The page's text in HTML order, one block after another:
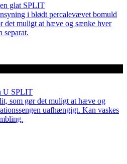
glat SPLIT
i blødt percalevævet bomuld
det muligt at hæve og sænke hver
separat.
U SPLIT
som gør det muligt at hæve og
uafhængigt. Kan vaskes